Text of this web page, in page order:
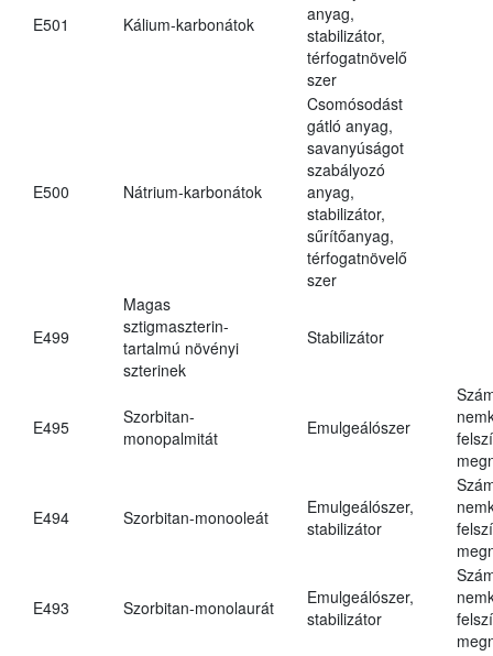
E501 Kálium-karbonátok
anyag,
stabilizátor,
térfogatnövelő
szer
E500 Nátrium-karbonátok
Csomósodást
gátló anyag,
savanyúságot
szabályozó
anyag,
stabilizátor,
sűrítőanyag,
térfogatnövelő
szer
E499
Magas
sztigmaszterin-
tartalmú növényi
szterinek
Stabilizátor
E495
Szorbitan-
monopalmitát
Emulgeálószer
E494 Szorbitan-monooleát
Emulgeálószer,
stabilizátor
E493 Szorbitan-monolaurát
Emulgeálószer,
stabilizátor